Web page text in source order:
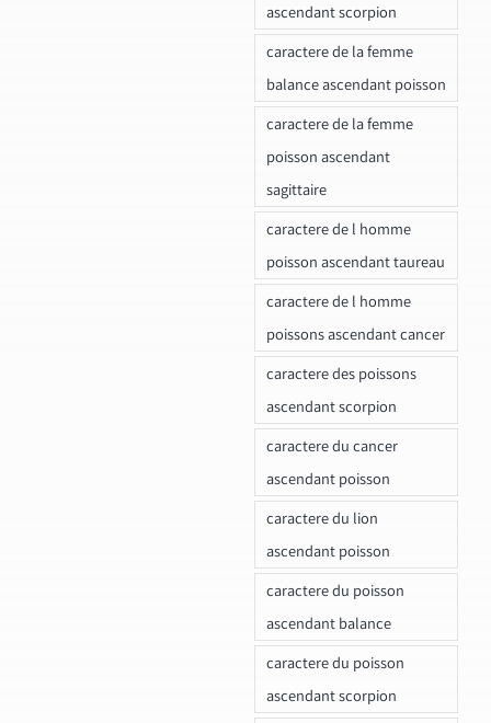
ascendant scorpion
caractere de la femme
balance ascendant poisson
caractere de la femme
poisson ascendant
sagittaire
caractere de l homme
poisson ascendant taureau
caractere de l homme
poissons ascendant cancer
caractere des poissons
ascendant scorpion
caractere du cancer
ascendant poisson
caractere du lion
ascendant poisson
caractere du poisson
ascendant balance
caractere du poisson
ascendant scorpion